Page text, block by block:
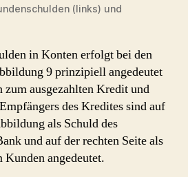
(links) und
in Konten erfolgt bei den
9 prinzipiell angedeutet
ausgezahlten Kredit und
des Kredites sind auf
als Schuld des
und auf der rechten Seite als
angedeutet.